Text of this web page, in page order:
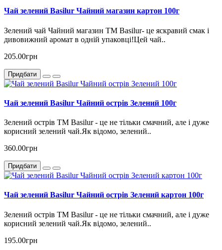
Чай зелений Basilur Чайний магазин картон 100г
Зелений чай Чайний магазин ТМ Basilur- це яскравий смак і
дивовижний аромат в одній упаковці!Цей чай..
205.00грн
Придбати
Чай зелений Basilur Чайний острів Зелений 100г
Зелений острів ТМ Basilur - це не тільки смачний, але і дуже
корисний зелений чай.Як відомо, зелений..
360.00грн
Придбати
Чай зелений Basilur Чайний острів Зелений картон 100г
Зелений острів ТМ Basilur - це не тільки смачний, але і дуже
корисний зелений чай.Як відомо, зелений..
195.00грн